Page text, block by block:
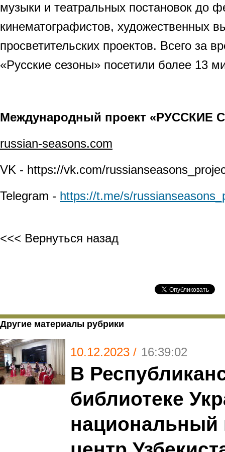
музыки и театральных постановок до
кинематографистов, художественных
просветительских проектов. Всего за
«Русские сезоны» посетили более 13
Международный проект «РУССКИЕ
russian-seasons.com
VK - https://vk.com/
Telegram - https://t.me/s/
<<< Вернуться назад
Другие материалы рубрики
10.12.2023 / 16:39:02
В
библиотеке
национальный